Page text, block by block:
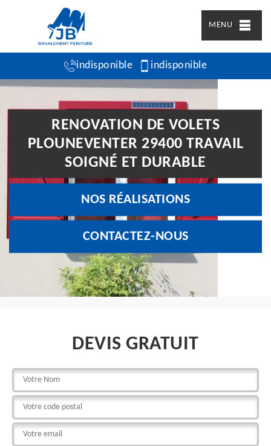
MENU
indisponible indisponible
RENOVATION DE VOLETS
PLOUNEVENTER 29400 TRAVAIL
SOIGNÉ ET DURABLE
NOS RÉALISATIONS
CONTACTEZ-NOUS
DEVIS GRATUIT